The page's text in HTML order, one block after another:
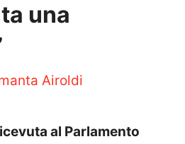
una
Airoldi
al Parlamento